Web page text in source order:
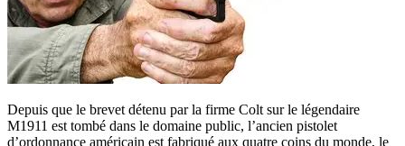
Depuis que le brevet détenu par la firme Colt sur le légendaire
M1911 est tombé dans le domaine public, l’ancien pistolet
d’ordonnance américain est fabriqué aux quatre coins du monde, le